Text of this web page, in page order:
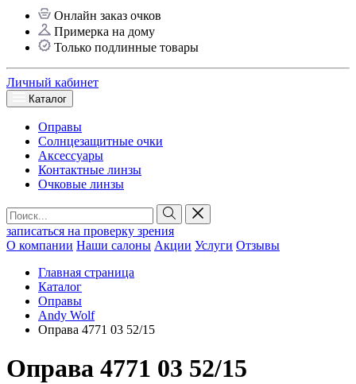
Онлайн заказ очков
Примерка на дому
Только подлинные товары
Личный кабинет
Каталог
Оправы
Солнцезащитные очки
Аксессуары
Контактные линзы
Очковые линзы
записаться на проверку зрения
О компании Наши салоны Акции Услуги Отзывы
Главная страница
Каталог
Оправы
Andy Wolf
Оправа 4771 03 52/15
Оправа 4771 03 52/15